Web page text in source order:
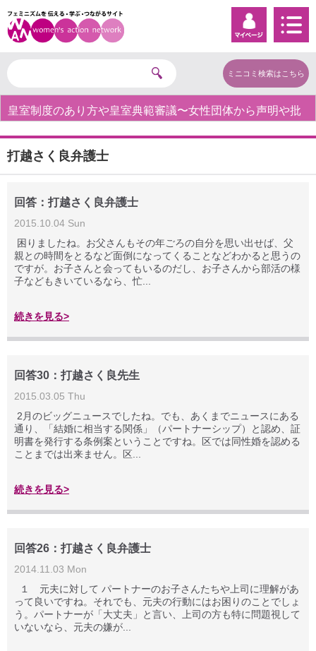
ミニコミ検索はこちら
皇室制度のあり方や皇室典範審議〜女性団体から声明や批
打越さく良弁護士
回答：打越さく良弁護士
2015.10.04 Sun
困りましたね。お父さんもその年ごろの自分を思い出せば、父
親との時間をとるなど面倒になってくることなどわかると思うの
ですが。お子さんと会ってもいるのだし、お子さんから部活の様
子などもきいているなら、忙...
続きを見る>
回答30：打越さく良先生
2015.03.05 Thu
2月のビッグニュースでしたね。でも、あくまでニュースにある
通り、「結婚に相当する関係」（パートナーシップ）と認め、証
明書を発行する条例案ということですね。区では同性婚を認める
ことまでは出来ません。区...
続きを見る>
回答26：打越さく良弁護士
2014.11.03 Mon
１ 元夫に対して パートナーのお子さんたちや上司に理解があ
って良いですね。それでも、元夫の行動にはお困りのことでしょ
う。パートナーが「大丈夫」と言い、上司の方も特に問題視して
いないなら、元夫の嫌が...